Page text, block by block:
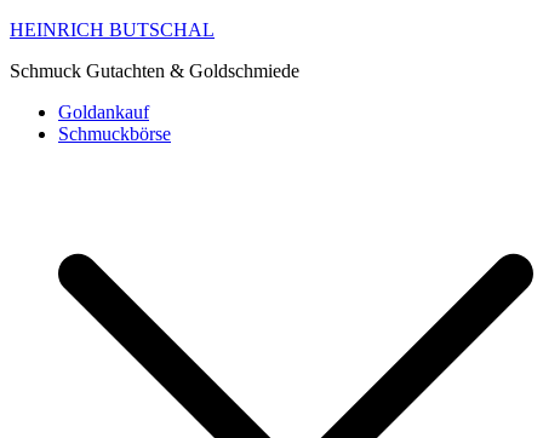
HEINRICH BUTSCHAL
Schmuck Gutachten & Goldschmiede
Goldankauf
Schmuckbörse